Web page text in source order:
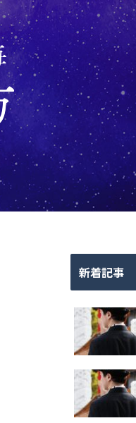
新着記事